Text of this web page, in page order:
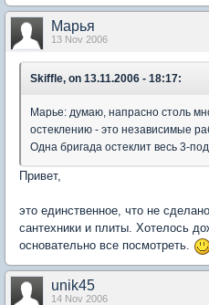
Марья
13 Nov 2006
Skiffle, on 13.11.2006 - 18:17:
Марье: думаю, напрасно столь
остеклению - это независимые
Одна бригада остеклит весь 3-
Привет,
это единственное, что не
сантехники и плиты. Хотелось
основательно все посмотреть.
unik45
14 Nov 2006